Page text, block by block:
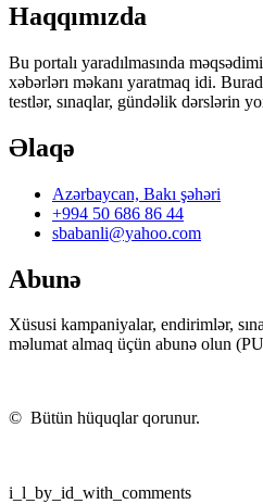
Haqqımızda
Bu portalı yaradılmasında
xəbərlərı məkanı yaratmaq idi.
testlər, sınaqlar, gündəlik dərslərin
Əlaqə
Azərbaycan, Bakı şəhəri
+994 50 686 86 44
sbabanli@yahoo.com
Abunə
Xüsusi kampaniyalar, endirimlər,
məlumat almaq üçün abunə olun
© Bütün hüquqlar qorunur.
i_l_by_id_with_comments